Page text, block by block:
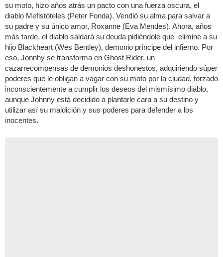
su moto, hizo años atrás un pacto con una fuerza oscura, el
diablo Mefistóteles (Peter Fonda). Vendió su alma para salvar a
su padre y su único amor, Roxanne (Eva Mendes). Ahora, años
más tarde, el diablo saldará su deuda pidiéndole que elimine a su
hijo Blackheart (Wes Bentley), demonio príncipe del infierno. Por
eso, Jonnhy se transforma en Ghost Rider, un
cazarrecompensas de demonios deshonestos, adquiriendo súper
poderes que le obligan a vagar con su moto por la ciudad, forzado
inconscientemente a cumplir los deseos del mismísimo diablo,
aunque Johnny está decidido a plantarle cara a su destino y
utilizar así su maldición y sus poderes para defender a los
inocentes.